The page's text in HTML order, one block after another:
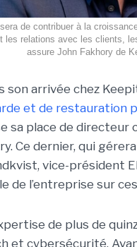
de contribuer à la
les relations avec les clients,
assure John Fakhory de
son arrivée chez
et de restauration
sa place de directeur
Ce dernier, qui
vice-président
de l’entreprise sur
de plus de
et cybersécurité.